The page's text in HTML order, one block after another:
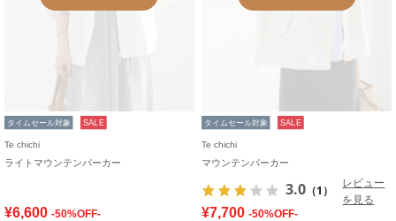
タイムセール対象 SALE
Te chichi
ライトマウンテンパーカー
¥6,600 -50%OFF-
タイムセール対象 SALE
Te chichi
マウンテンパーカー
3.0 （1）
レビュー
を見る
¥7,700 -50%OFF-